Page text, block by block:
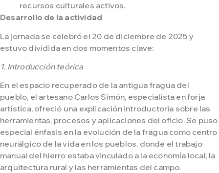
recursos culturales activos.
Desarrollo de la actividad
La jornada se celebró el 20 de diciembre de 2025 y
estuvo dividida en dos momentos clave:
1. Introducción teórica
En el espacio recuperado de la antigua fragua del
pueblo, el artesano Carlos Simón, especialista en forja
artística, ofreció una explicación introductoria sobre las
herramientas, procesos y aplicaciones del oficio. Se puso
especial énfasis en la evolución de la fragua como centro
neurálgico de la vida en los pueblos, donde el trabajo
manual del hierro estaba vinculado a la economía local, la
arquitectura rural y las herramientas del campo.